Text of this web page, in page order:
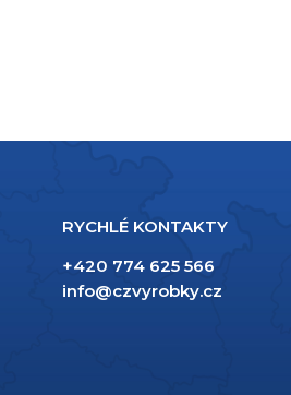
RYCHLÉ KONTAKTY
+420 774 625 566
info@czvyrobky.cz